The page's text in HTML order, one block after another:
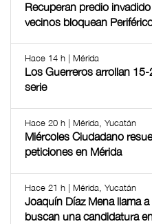
Recuperan predio
vecinos bloquean
Hace 14 h | Mérida
Los Guerreros arrollan
serie
Hace 20 h | Mérida, Yucatán
Miércoles Ciudadano
peticiones en Mérida
Hace 21 h | Mérida, Yucatán
Joaquín Díaz Mena llama
buscan una candidatura